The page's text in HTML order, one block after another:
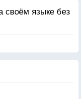
своём языке без